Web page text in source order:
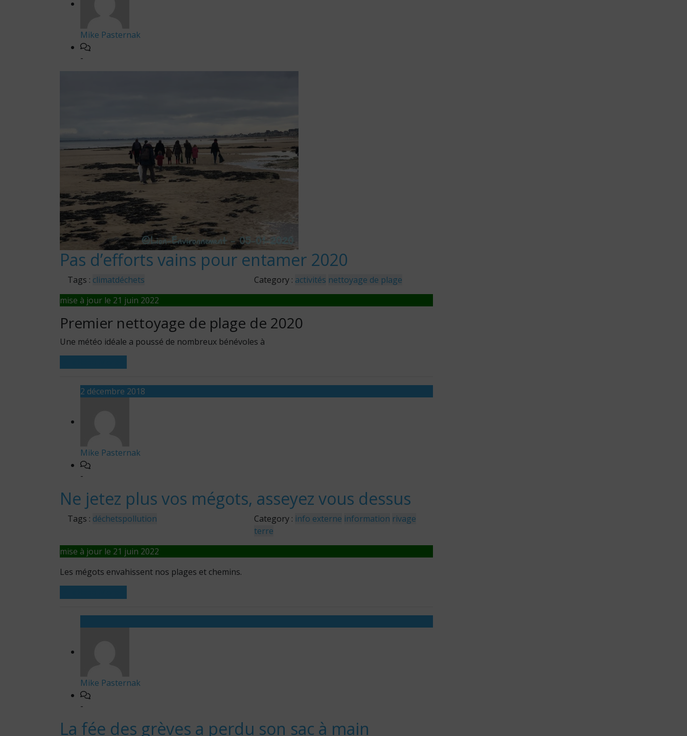
Mike Pasternak
-
Pas d’efforts vains pour entamer 2020
Tags : climatdéchets Category : activités nettoyage de plage
mise à jour le 21 juin 2022
Premier nettoyage de plage de 2020
Une météo idéale a poussé de nombreux bénévoles à
2 décembre 2018
Mike Pasternak
-
Ne jetez plus vos mégots, asseyez vous dessus
Tags : déchetspollution Category : info externe information rivage
terre
mise à jour le 21 juin 2022
Les mégots envahissent nos plages et chemins.
Mike Pasternak
-
La fée des grèves a perdu son sac à main